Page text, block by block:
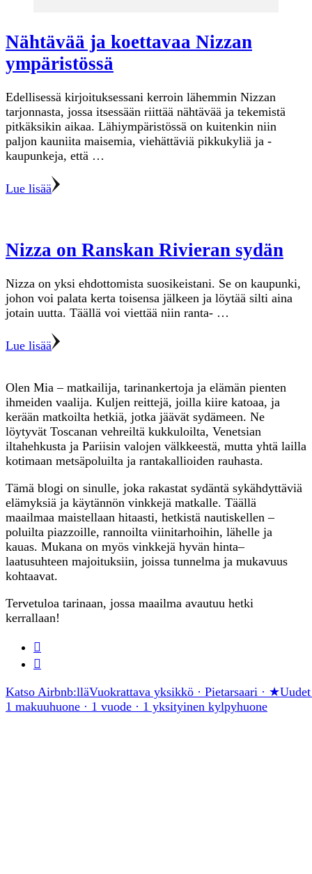
Nähtävää ja koettavaa Nizzan
ympäristössä
Edellisessä kirjoituksessani kerroin lähemmin Nizzan
tarjonnasta, jossa itsessään riittää nähtävää ja tekemistä
pitkäksikin aikaa. Lähiympäristössä on kuitenkin niin
paljon kauniita maisemia, viehättäviä pikkukyliä ja -
kaupunkeja, että …
Lue lisää
Nizza on Ranskan Rivieran sydän
Nizza on yksi ehdottomista suosikeistani. Se on kaupunki,
johon voi palata kerta toisensa jälkeen ja löytää silti aina
jotain uutta. Täällä voi viettää niin ranta- …
Lue lisää
Olen Mia – matkailija, tarinankertoja ja elämän pienten
ihmeiden vaalija. Kuljen reittejä, joilla kiire katoaa, ja
kerään matkoilta hetkiä, jotka jäävät sydämeen. Ne
löytyvät Toscanan vehreiltä kukkuloilta, Venetsian
iltahehkusta ja Pariisin valojen välkkeestä, mutta yhtä lailla
kotimaan metsäpoluilta ja rantakallioiden rauhasta.
Tämä blogi on sinulle, joka rakastat sydäntä sykähdyttäviä
elämyksiä ja käytännön vinkkejä matkalle. Täällä
maailmaa maistellaan hitaasti, hetkistä nautiskellen –
poluilta piazzoille, rannoilta viinitarhoihin, lähelle ja
kauas. Mukana on myös vinkkejä hyvän hinta–
laatusuhteen majoituksiin, joissa tunnelma ja mukavuus
kohtaavat.
Tervetuloa tarinaan, jossa maailma avautuu hetki
kerrallaan!
Katso Airbnb:lläVuokrattava yksikkö · Pietarsaari · ★Uudet
1 makuuhuone · 1 vuode · 1 yksityinen kylpyhuone